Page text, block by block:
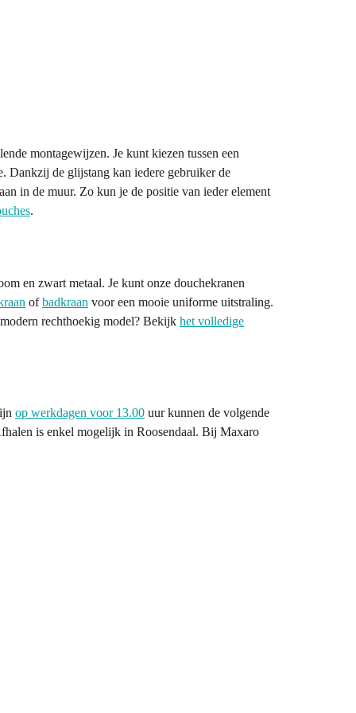
montagewijzen. Je kunt kiezen tussen een
Dankzij de glijstang kan iedere gebruiker de
in de muur. Zo kun je de positie van ieder element
.
en zwart metaal. Je kunt onze douchekranen
ofbadkraan voor een mooie uniforme uitstraling.
rechthoekig model? Bekijk het volledige
op werkdagen voor 13.00 uur kunnen de volgende
is enkel mogelijk in Roosendaal. Bij Maxaro